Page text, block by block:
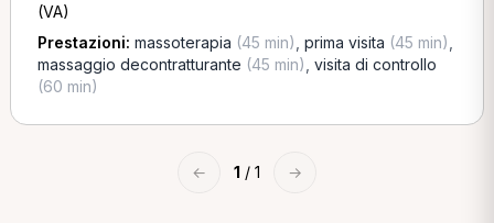
(VA)
Prestazioni: massoterapia (45 min) prima visita (45 min)
massaggio decontratturante (45 min) visita di controllo
(60 min)
← 1 / 1 →